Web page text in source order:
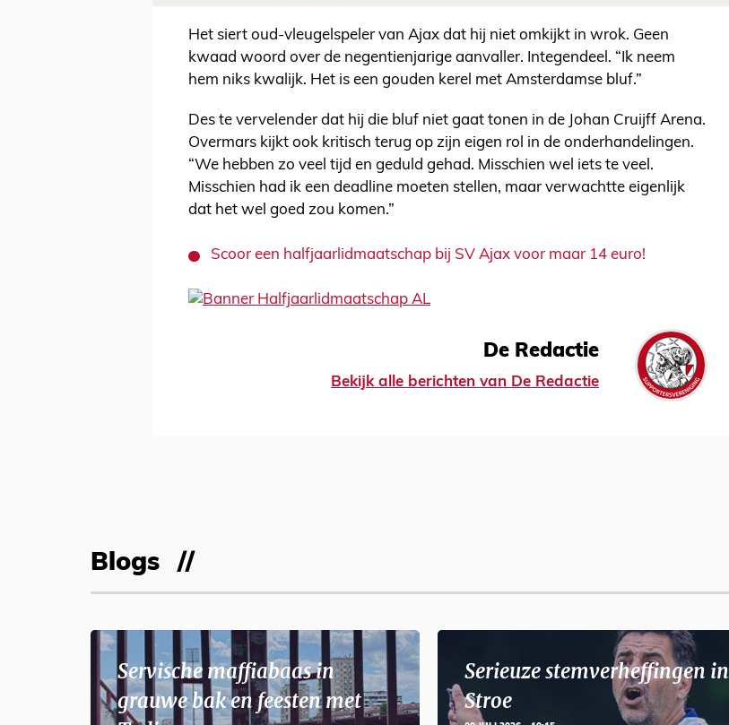
Het siert oud-vleugelspeler van Ajax dat hij niet omkijkt in wrok. Geen
kwaad woord over de negentienjarige aanvaller. Integendeel. “Ik neem
hem niks kwalijk. Het is een gouden kerel met Amsterdamse bluf.”
Des te vervelender dat hij die bluf niet gaat tonen in de Johan Cruijff Arena.
Overmars kijkt ook kritisch terug op zijn eigen rol in de onderhandelingen.
“We hebben zo veel tijd en geduld gehad. Misschien wel iets te veel.
Misschien had ik een deadline moeten stellen, maar verwachtte eigenlijk
dat het wel goed zou komen.”
Scoor een halfjaarlidmaatschap bij SV Ajax voor maar 14 euro!
De Redactie
Bekijk alle berichten van De Redactie
Blogs
Servische maffiabaas in
grauwe bak en feesten met
Serieuze stemverheffingen in
Stroe